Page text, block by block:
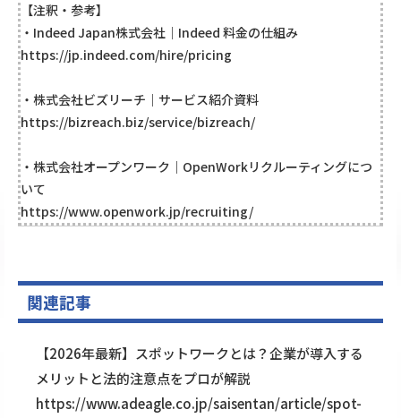
【注釈・参考】
・Indeed Japan株式会社｜Indeed 料金の仕組み
https://jp.indeed.com/hire/pricing
・株式会社ビズリーチ｜サービス紹介資料
https://bizreach.biz/service/bizreach/
・株式会社オープンワーク｜OpenWorkリクルーティングにつ
いて
https://www.openwork.jp/recruiting/
関連記事
【2026年最新】スポットワークとは？企業が導入する
メリットと法的注意点をプロが解説
https://www.adeagle.co.jp/saisentan/article/spot-